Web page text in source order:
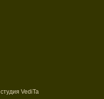
студия VediTa